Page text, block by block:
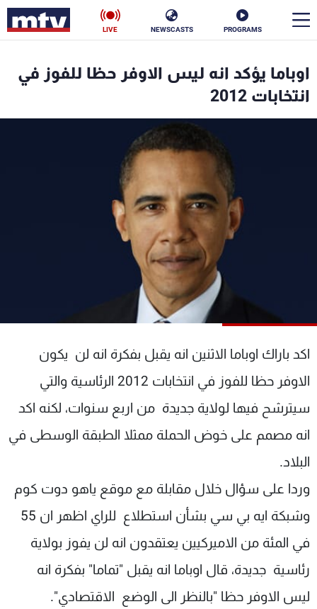
PROGRAMS
NEWSCASTS
LIVE
اوباما يؤكد انه ليس الاوفر حظا للفوز في
انتخابات 2012
اكد باراك اوباما الاثنين انه يقبل بفكرة انه لن يكون
الاوفر حظا للفوز في انتخابات 2012 الرئاسية والتي
سيترشح فيها لولاية جديدة من اربع سنوات، لكنه اكد
انه مصمم على خوض الحملة ممثلا الطبقة الوسطى في
البلاد.
وردا على سؤال خلال مقابلة مع موقع ياهو دوت كوم
وشبكة ايه بي سي بشأن استطلاع للراي اظهر ان 55
في المئة من الاميركيين يعتقدون انه لن يفوز بولاية
رئاسية جديدة، قال اوباما انه يقبل "تماما" بفكرة انه
ليس الاوفر حظا "بالنظر الى الوضع الاقتصادي".
الأخبار
ناس
فن
رياضة
جدول البرامج
الترددات
الإنـتـاج
لاعلاناتكم
تواصل معنا
شروط الإسـتخدام
سياسة الخصوصية